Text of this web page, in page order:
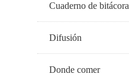
Cuaderno de bitácora
Difusión
Donde comer